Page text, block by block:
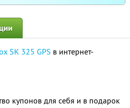
SK 325 GPS в интернет-
купонов для себя и в подарок